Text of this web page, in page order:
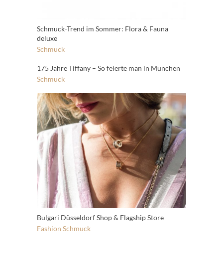
Schmuck-Trend im Sommer: Flora & Fauna
deluxe
Schmuck
175 Jahre Tiffany – So feierte man in München
Schmuck
Bulgari Düsseldorf Shop & Flagship Store
Fashion Schmuck